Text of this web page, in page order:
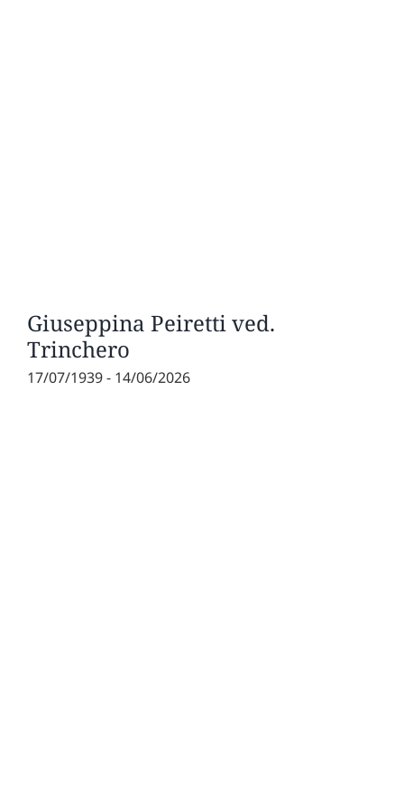
Giuseppina Peiretti ved.
Trinchero
17/07/1939 - 14/06/2026